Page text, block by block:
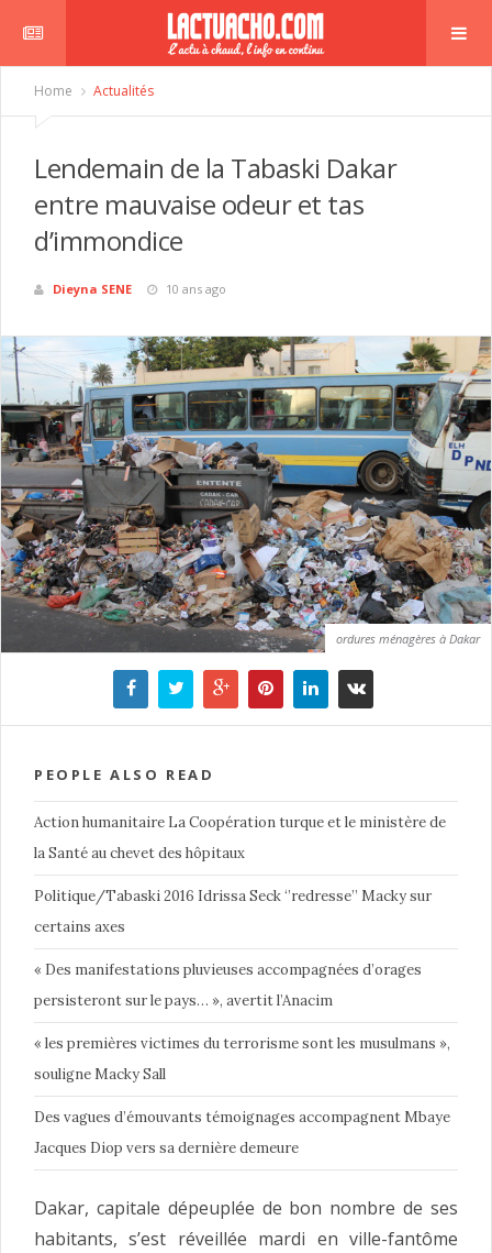
Home Actualités
Lendemain de la Tabaski Dakar
entre mauvaise odeur et tas
d’immondice
Dieyna SENE 10 ans ago
ordures ménagères à Dakar
PEOPLE ALSO READ
Action humanitaire La Coopération turque et le ministère de
la Santé au chevet des hôpitaux
Politique/Tabaski 2016 Idrissa Seck ‘’redresse’’ Macky sur
certains axes
« Des manifestations pluvieuses accompagnées d’orages
persisteront sur le pays… », avertit l’Anacim
« les premières victimes du terrorisme sont les musulmans »,
souligne Macky Sall
Des vagues d’émouvants témoignages accompagnent Mbaye
Jacques Diop vers sa dernière demeure
Dakar, capitale dépeuplée de bon nombre de ses
habitants, s’est réveillée mardi en ville-fantôme